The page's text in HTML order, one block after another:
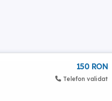
150 RON
Telefon validat